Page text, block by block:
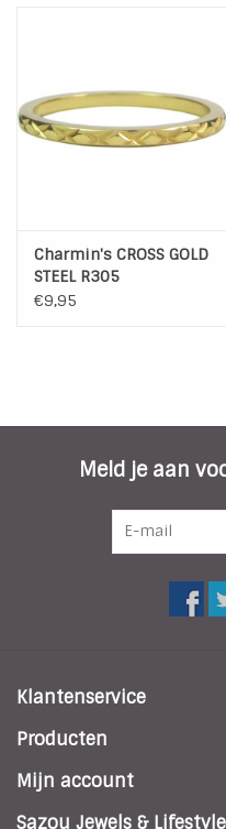
Charmin's CROSS GOLD
STEEL R305
€9,95
Meld je aan
Klantenservice
Producten
Mijn account
Sazou Jewels &